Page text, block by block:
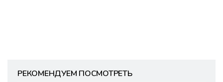
РЕКОМЕНДУЕМ ПОСМОТРЕТЬ